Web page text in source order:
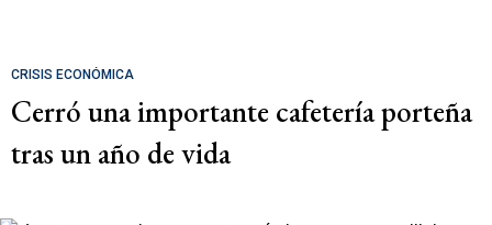
CRISIS ECONÓMICA
Cerró una importante cafetería porteña
tras un año de vida